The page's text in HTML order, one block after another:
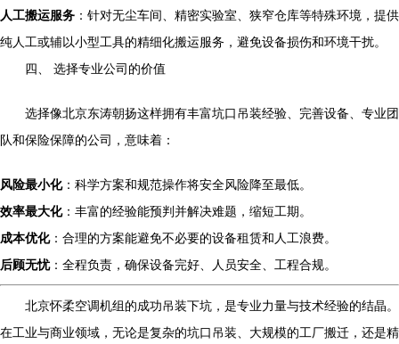
人工搬运服务 ：针对无尘车间、精密实验室、狭窄仓库等特殊环境，提供
纯人工或辅以小型工具的精细化搬运服务，避免设备损伤和环境干扰。
四、 选择专业公司的价值
选择像北京东涛朝扬这样拥有丰富坑口吊装经验、完善设备、专业团
队和保险保障的公司，意味着：
风险最小化：科学方案和规范操作将安全风险降至最低。
效率最大化：丰富的经验能预判并解决难题，缩短工期。
成本优化：合理的方案能避免不必要的设备租赁和人工浪费。
后顾无忧：全程负责，确保设备完好、人员安全、工程合规。
北京怀柔空调机组的成功吊装下坑，是专业力量与技术经验的结晶。
在工业与商业领域，无论是复杂的坑口吊装、大规模的工厂搬迁，还是精